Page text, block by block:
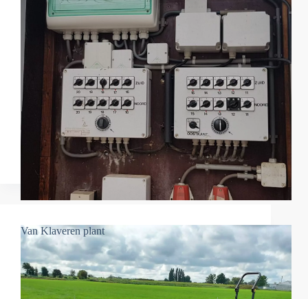
Van Klaveren plant